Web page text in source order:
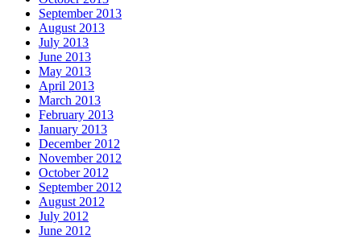
September 2013
August 2013
July 2013
June 2013
May 2013
April 2013
March 2013
February 2013
January 2013
December 2012
November 2012
October 2012
September 2012
August 2012
July 2012
June 2012